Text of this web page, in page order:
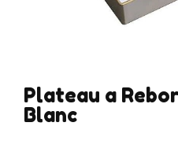
Plateau a
Blanc